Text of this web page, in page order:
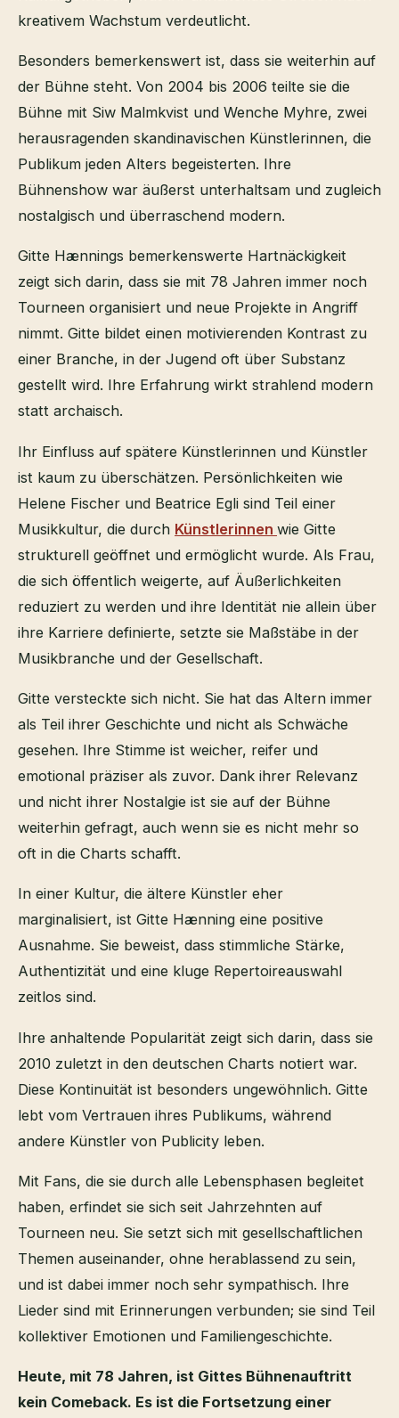
kreativem Wachstum verdeutlicht.
Besonders bemerkenswert ist, dass sie weiterhin auf
der Bühne steht. Von 2004 bis 2006 teilte sie die
Bühne mit Siw Malmkvist und Wenche Myhre, zwei
herausragenden skandinavischen Künstlerinnen, die
Publikum jeden Alters begeisterten. Ihre
Bühnenshow war äußerst unterhaltsam und zugleich
nostalgisch und überraschend modern.
Gitte Hænnings bemerkenswerte Hartnäckigkeit
zeigt sich darin, dass sie mit 78 Jahren immer noch
Tourneen organisiert und neue Projekte in Angriff
nimmt. Gitte bildet einen motivierenden Kontrast zu
einer Branche, in der Jugend oft über Substanz
gestellt wird. Ihre Erfahrung wirkt strahlend modern
statt archaisch.
Ihr Einfluss auf spätere Künstlerinnen und Künstler
ist kaum zu überschätzen. Persönlichkeiten wie
Helene Fischer und Beatrice Egli sind Teil einer
Musikkultur, die durch Künstlerinnen wie Gitte
strukturell geöffnet und ermöglicht wurde. Als Frau,
die sich öffentlich weigerte, auf Äußerlichkeiten
reduziert zu werden und ihre Identität nie allein über
ihre Karriere definierte, setzte sie Maßstäbe in der
Musikbranche und der Gesellschaft.
Gitte versteckte sich nicht. Sie hat das Altern immer
als Teil ihrer Geschichte und nicht als Schwäche
gesehen. Ihre Stimme ist weicher, reifer und
emotional präziser als zuvor. Dank ihrer Relevanz
und nicht ihrer Nostalgie ist sie auf der Bühne
weiterhin gefragt, auch wenn sie es nicht mehr so ​​
oft in die Charts schafft.
In einer Kultur, die ältere Künstler eher
marginalisiert, ist Gitte Hænning eine positive
Ausnahme. Sie beweist, dass stimmliche Stärke,
Authentizität und eine kluge Repertoireauswahl
zeitlos sind.
Ihre anhaltende Popularität zeigt sich darin, dass sie
2010 zuletzt in den deutschen Charts notiert war.
Diese Kontinuität ist besonders ungewöhnlich. Gitte
lebt vom Vertrauen ihres Publikums, während
andere Künstler von Publicity leben.
Mit Fans, die sie durch alle Lebensphasen begleitet
haben, erfindet sie sich seit Jahrzehnten auf
Tourneen neu. Sie setzt sich mit gesellschaftlichen
Themen auseinander, ohne herablassend zu sein,
und ist dabei immer noch sehr sympathisch. Ihre
Lieder sind mit Erinnerungen verbunden; sie sind Teil
kollektiver Emotionen und Familiengeschichte.
Heute, mit 78 Jahren, ist Gittes Bühnenauftritt
kein Comeback. Es ist die Fortsetzung einer